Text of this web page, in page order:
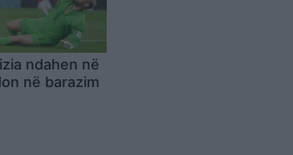
ndahen në
në barazim